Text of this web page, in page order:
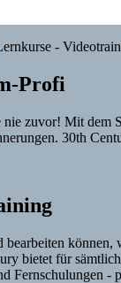
Profi
zuvor! Mit dem
30th
bietet für
Fernschulungen -